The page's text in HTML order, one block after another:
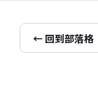
← 回到部落格